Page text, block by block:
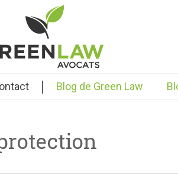
| Blog de Green Law